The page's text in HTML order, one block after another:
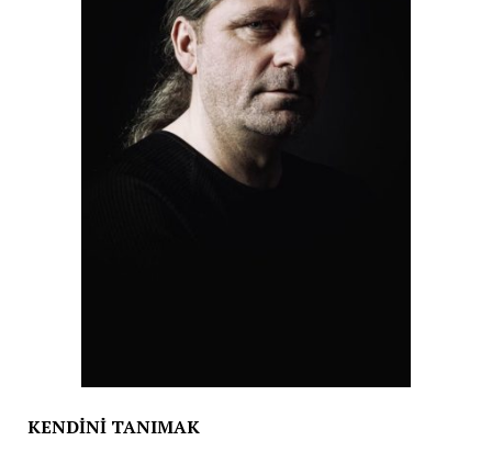
KENDİNİ TANIMAK